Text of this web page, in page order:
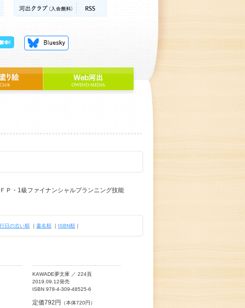
Ｐ・1級ファイナンシャルプランニング技能
日の古い順 ｜ 書名順 ｜ ISBN順 ｜
KAWADE夢文庫 ／ 224頁
2019.09.12発売
ISBN 978-4-309-48525-6
定価792円 （本体720円）